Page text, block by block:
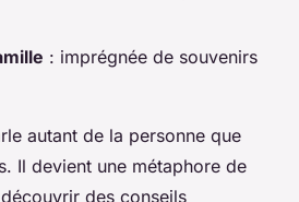
: imprégnée de souvenirs
autant de la personne que
Il devient une métaphore de
des conseils